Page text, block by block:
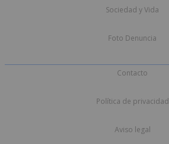
Sociedad y Vida
Foto Denuncia
Contacto
Política de privacidad
Aviso legal